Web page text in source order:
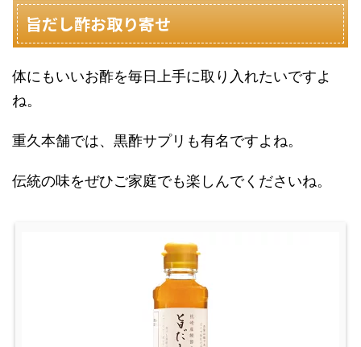
旨だし酢お取り寄せ
体にもいいお酢を毎日上手に取り入れたいですよ
ね。
重久本舗では、黒酢サプリも有名ですよね。
伝統の味をぜひご家庭でも楽しんでくださいね。